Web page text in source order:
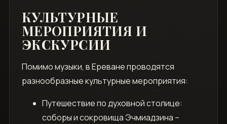
КУЛЬТУРНЫЕ
МЕРОПРИЯТИЯ И
ЭКСКУРСИИ
Помимо музыки, в Ереване проводятся
разнообразные культурные мероприятия:
Путешествие по духовной столице:
соборы и сокровища Эчмиадзина –